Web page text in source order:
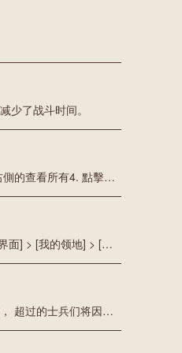
少了战斗时间。
使用iOS中，如果充值後商品沒有到帳時，通過下列方法可請求支付。[確認App Store充值明細]1. 運行iTunes並進行登錄2. 帳號 > 查看我的帳號3. 點擊近期購買的商品右側的查看所有4. 點擊發生錯誤的充值明細箭頭符號，確認詳細內容後進行截圖(鍵盤Print Screen按鍵)參考 > https://support.apple.com/ko-kr/HT204088※ 選擇文件後，點擊右側添加附件按鈕。※ 添加附件只能在電腦中進行。[我要諮詢]https://joycity.oqupie.com/portals/365/inquiry★ 請求充值支付- 充值商店 : App Store- 充值時間 :- 充值金額 :- JOYCITY會員號碼和航航海衝突(ONE)主名 :- 截圖
不需要，将自动重新整编。出售舰船时，承载在舰船中的所有士兵们会自动返回到检阅台，与出售舰船的同时，就可看到士兵数增加了。■ 兵种别拥有数量确认方法- [主界面] > [我的领地] > [兵营建筑] > [训练士兵] > [选择兵种]注意，不会显示承载在舰船中的士兵， 点击检阅台中的骑着马的NPC，就可确认[部队现况]。■ 在[部队现况]中可确认的内容- 驻扎士兵/粮食消耗量/伤兵/俘虏/检阅台士兵数量/ 军需品库存 (武器/大炮)
战斗后发生伤兵时，伤兵可在医院进行治疗后重返到检阅台。注意，此时将根据医院的强化数值，决定伤兵收容量。如果战斗中发生的伤兵人数超过医院的伤兵收容量时， 超过的士兵们将因没有得到治疗而死亡。因此，建议您在战斗之前升级医院，确保足够的收容空间。■ 医院升级方法- [主界面] > [我的领地] > [医院] > [升级]